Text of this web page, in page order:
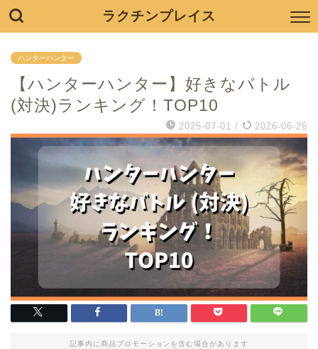
ラクチンプレイス
ハンターハンター
【ハンターハンター】好きなバトル
(対決)ランキング！TOP10
2025-07-01 / 2026-06-26
記事内に商品プロモーションを含む場合があります